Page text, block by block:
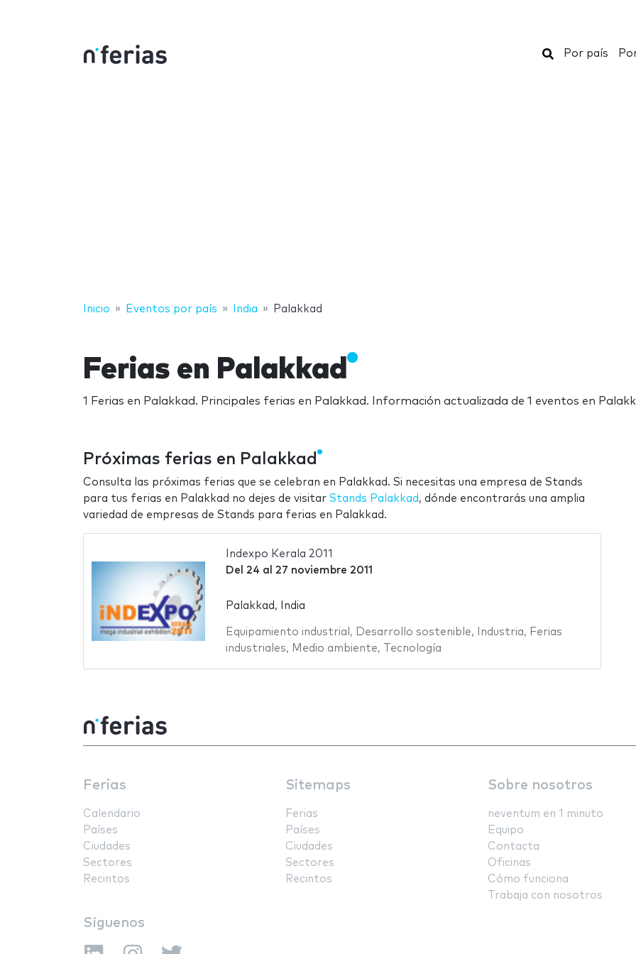
Buscar
Por país
Inicio Eventos por país India Palakkad
Ferias en Palakkad
1 Ferias en Palakkad. Principales ferias en Palakkad. Información actualizada de 1 eventos en
Próximas ferias en Palakkad
Consulta las próximas ferias que se celebran en Palakkad. Si necesitas una empresa de Stands
para tus ferias en Palakkad no dejes de visitar Stands Palakkad , dónde encontrarás una amplia
variedad de empresas de Stands para ferias en Palakkad.
Indexpo Kerala 2011
Del 24 al 27 noviembre 2011
Palakkad, India
Equipamiento industrial , Desarrollo sostenible, Industria, Ferias
industriales, Medio ambiente, Tecnología
Ferias
Calendario
Países
Ciudades
Sectores
Recintos
Sitemaps
Ferias
Países
Ciudades
Sectores
Recintos
Sobre nosotros
neventum en 1 minuto
Equipo
Contacta
Oficinas
Cómo funciona
Trabaja con nosotros
Síguenos